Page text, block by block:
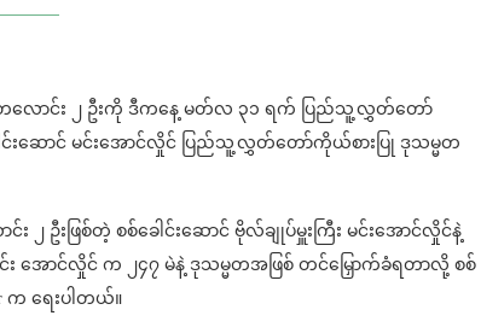
ောင်း ၂ ဦးကို ဒီကနေ့ မတ်လ ၃၁ ရက် ပြည်သူ့လွှတ်တော်
င်းဆောင် မင်းအောင်လှိုင် ပြည်သူ့လွှတ်တော်ကိုယ်စားပြု ဒုသမ္မတ
းဖြစ်တဲ့ စစ်ခေါင်းဆောင် ဗိုလ်ချုပ်မှူးကြီး မင်းအောင်လှိုင်နဲ့
အောင်လှိုင် က ၂၄၇ မဲနဲ့ ဒုသမ္မတအဖြစ် တင်မြှောက်ခံရတာလို့ စစ်
က ရေးပါတယ်။